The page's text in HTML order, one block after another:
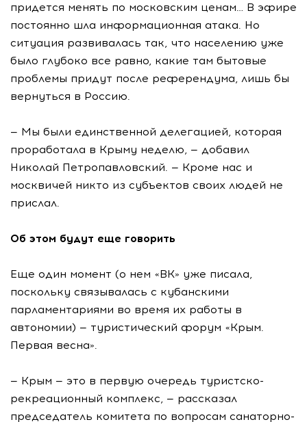
придется менять по московским ценам… В эфире
постоянно шла информационная атака. Но
ситуация развивалась так, что населению уже
было глубоко все равно, какие там бытовые
проблемы придут после референдума, лишь бы
вернуться в Россию.
— Мы были единственной делегацией, которая
проработала в Крыму неделю, — добавил
Николай Петропавловский. — Кроме нас и
москвичей никто из субъектов своих людей не
прислал.
Об этом будут еще говорить
Еще один момент (о нем «ВК» уже писала,
поскольку связывалась с кубанскими
парламентариями во время их работы в
автономии) — туристический форум «Крым.
Первая весна».
— Крым — это в первую очередь туристско-
рекреационный комплекс, — рассказал
председатель комитета по вопросам санаторно-